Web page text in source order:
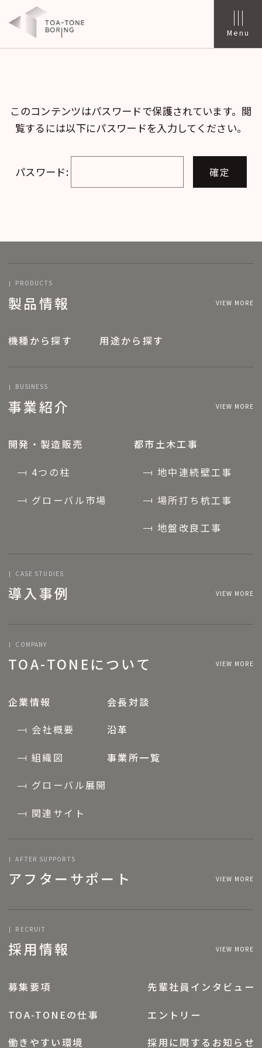
Menu
このコンテンツはパスワードで保護されています。閲
覧するには以下にパスワードを入力してください。
パスワード:
PRODUCTS
製品情報 VIEW MORE
機種から探す 用途から探す
BUSINESS
事業紹介 VIEW MORE
開発・製造販売
4つの柱
グローバル市場
都市土木工事
地中連続壁工事
場所打ち杭工事
地盤改良工事
CASE STUDIES
導入事例 VIEW MORE
COMPANY
TOA-TONEについて VIEW MORE
企業情報
会社概要
組織図
グローバル展開
関連サイト
会長対談
沿革
事業所一覧
AFTER SUPPORTS
アフターサポート VIEW MORE
RECRUIT
採用情報 VIEW MORE
募集要項
先輩社員インタビュー
TOA-TONEの仕事
エントリー
働きやすい環境
採用に関するお知らせ